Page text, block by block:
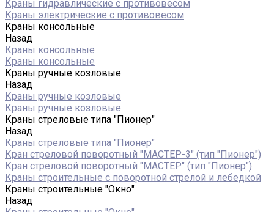
Краны гидравлические с противовесом
Краны электрические с противовесом
Краны консольные
Назад
Краны консольные
Краны консольные
Краны ручные козловые
Назад
Краны ручные козловые
Краны ручные козловые
Краны стреловые типа "Пионер"
Назад
Краны стреловые типа "Пионер"
Кран стреловой поворотный "МАСТЕР-3" (тип "Пионер")
Кран стреловой поворотный "МАСТЕР" (тип "Пионер")
Краны строительные с поворотной стрелой и лебедкой
Краны строительные "Окно"
Назад